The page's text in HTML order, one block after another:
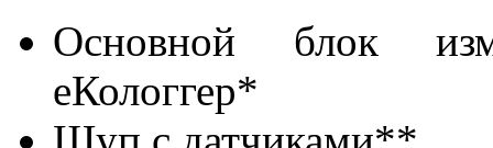
Основной блок
еКологгер*